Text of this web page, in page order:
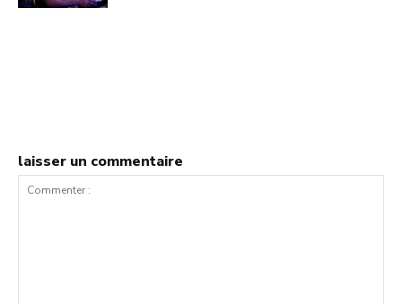
laisser un commentaire